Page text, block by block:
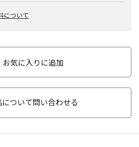
について
お気に入りに追加
について問い合わせる